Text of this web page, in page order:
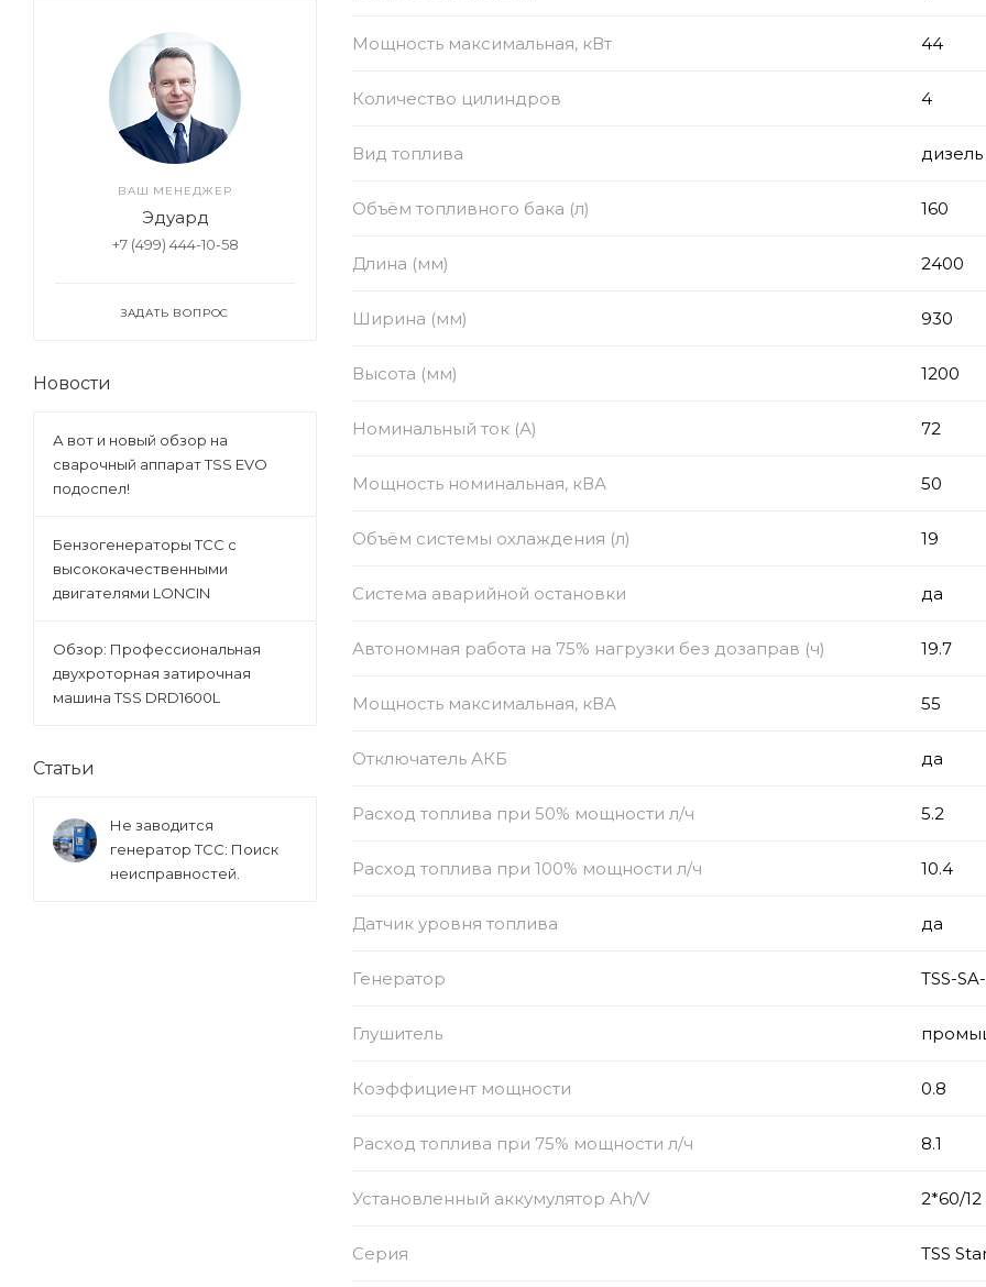
Мощность максимальная, кВт 44
Количество цилиндров 4
Вид топлива дизель
Объём топливного бака (л) 160
Длина (мм) 2400
Ширина (мм) 930
Высота (мм) 1200
Номинальный ток (А) 72
Мощность номинальная, кВА 50
Объём системы охлаждения (л) 19
Система аварийной остановки да
Автономная работа на 75% нагрузки без дозаправ (ч) 19.7
Мощность максимальная, кВА 55
Отключатель АКБ да
Расход топлива при 50% мощности л/ч 5.2
Расход топлива при 100% мощности л/ч 10.4
Датчик уровня топлива да
Генератор TSS-
Глушитель
Коэффициент мощности 0.8
Расход топлива при 75% мощности л/ч 8.1
Установленный аккумулятор Ah/V 2*60/12
Серия TSS
ВАШ МЕНЕДЖЕР
Эдуард
+7 (499) 444-10-58
ЗАДАТЬ ВОПРОС
Новости
А вот и новый обзор на
сварочный аппарат TSS EVO
подоспел!
Бензогенераторы ТСС с
высококачественными
двигателями LONCIN
Обзор: Профессиональная
двухроторная затирочная
машина TSS DRD1600L
Статьи
Не заводится
генератор ТСС: Поиск
неисправностей.